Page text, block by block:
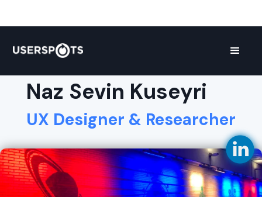
Naz Sevin Kuseyri
UX Designer & Researcher